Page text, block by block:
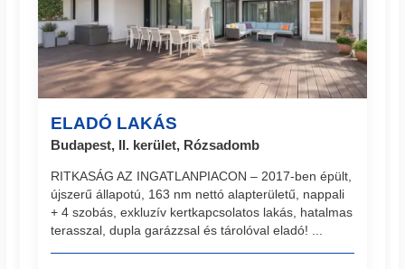
ELADÓ LAKÁS
Budapest, II. kerület, Rózsadomb
RITKASÁG AZ INGATLANPIACON – 2017-ben épült,
újszerű állapotú, 163 nm nettó alapterületű, nappali
+ 4 szobás, exkluzív kertkapcsolatos lakás, hatalmas
terasszal, dupla garázzsal és tárolóval eladó! ...